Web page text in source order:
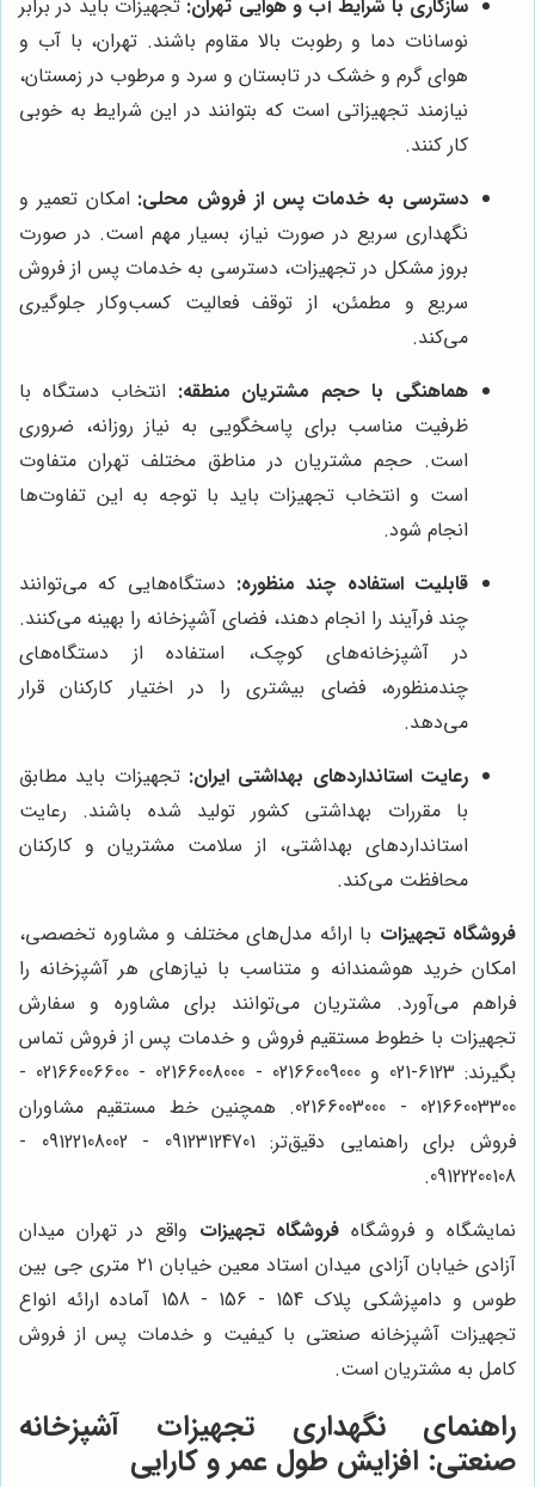
سازگاری با شرایط آب و هوایی تهران: تجهیزات باید در برابر
نوسانات دما و رطوبت بالا مقاوم باشند. تهران، با آب و
هوای گرم و خشک در تابستان و سرد و مرطوب در زمستان،
نیازمند تجهیزاتی است که بتوانند در این شرایط به خوبی
کار کنند.
دسترسی به خدمات پس از فروش محلی: امکان تعمیر و
نگهداری سریع در صورت نیاز، بسیار مهم است. در صورت
بروز مشکل در تجهیزات، دسترسی به خدمات پس از فروش
سریع و مطمئن، از توقف فعالیت کسب‌وکار جلوگیری
می‌کند.
هماهنگی با حجم مشتریان منطقه: انتخاب دستگاه با
ظرفیت مناسب برای پاسخگویی به نیاز روزانه، ضروری
است. حجم مشتریان در مناطق مختلف تهران متفاوت
است و انتخاب تجهیزات باید با توجه به این تفاوت‌ها
انجام شود.
قابلیت استفاده چند منظوره: دستگاه‌هایی که می‌توانند
چند فرآیند را انجام دهند، فضای آشپزخانه را بهینه می‌کنند.
در آشپزخانه‌های کوچک، استفاده از دستگاه‌های
چندمنظوره، فضای بیشتری را در اختیار کارکنان قرار
می‌دهد.
رعایت استانداردهای بهداشتی ایران: تجهیزات باید مطابق
با مقررات بهداشتی کشور تولید شده باشند. رعایت
استانداردهای بهداشتی، از سلامت مشتریان و کارکنان
محافظت می‌کند.
فروشگاه تجهیزات با ارائه مدل‌های مختلف و مشاوره تخصصی،
امکان خرید هوشمندانه و متناسب با نیازهای هر آشپزخانه را
فراهم می‌آورد. مشتریان می‌توانند برای مشاوره و سفارش
تجهیزات با خطوط مستقیم فروش و خدمات پس از فروش تماس
بگیرند: 6123-021 و 02166009000 - 02166008000 - 02166006600 -
02166003300 - 02166003000. همچنین خط مستقیم مشاوران
فروش برای راهنمایی دقیق‌تر: 09123124701 - 09122108002 -
09122200108.
نمایشگاه و فروشگاه فروشگاه تجهیزات واقع در تهران میدان
آزادی خیابان آزادی میدان استاد معین خیابان ۲۱ متری جی بین
طوس و دامپزشکی پلاک 154 - 156 - 158 آماده ارائه انواع
تجهیزات آشپزخانه صنعتی با کیفیت و خدمات پس از فروش
کامل به مشتریان است.
راهنمای نگهداری تجهیزات آشپزخانه
صنعتی: افزایش طول عمر و کارایی